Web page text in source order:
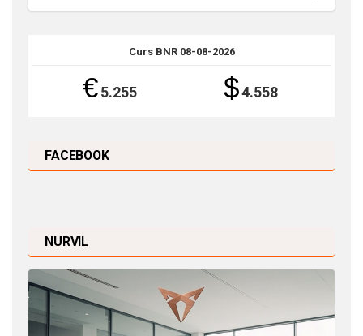
Curs BNR 08-08-2026
€5.255 $4.558
FACEBOOK
NURVIL